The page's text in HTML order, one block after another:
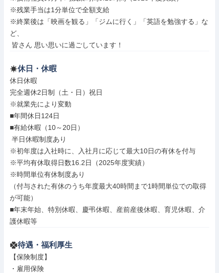
※残業手当は1分単位で全額支給
※終業後は「映画を観る」「ジムに行く」「英語を勉強する」な
ど、
皆さん 思い思いに過ごしています！
休日・休暇
休日休暇
完全週休2日制（土・日）祝日
※就業先により変動
■年間休日124日
■有給休暇（10～20日）
※初年度は入社時に、入社月に応じて最大10日の有休を付与
※平均有休取得日数16.2日（2025年度実績）
※時間単位有休制度あり
（付与された有休のうち年度最大40時間まで1時間単位での取得
が可能）
■年末年始、特別休暇、慶弔休暇、産前産後休暇、育児休暇、介
護休暇等
待遇・福利厚生
【保険制度】
・雇用保険